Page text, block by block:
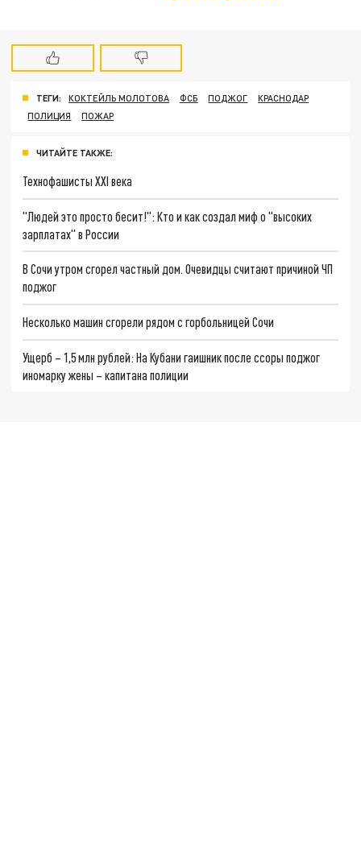
ТЕГИ: КОКТЕЙЛЬ МОЛОТОВА ФСБ ПОДЖОГ
КРАСНОДАР
ПОЛИЦИЯ
ПОЖАР
ЧИТАЙТЕ ТАКЖЕ:
Технофашисты XXI века
"Людей это просто бесит!": Кто и как создал миф о "высоких
зарплатах" в России
В Сочи утром сгорел частный дом. Очевидцы считают причиной ЧП
поджог
Несколько машин сгорели рядом с горбольницей Сочи
Ущерб – 1,5 млн рублей: На Кубани гаишник после ссоры поджог
иномарку жены – капитана полиции